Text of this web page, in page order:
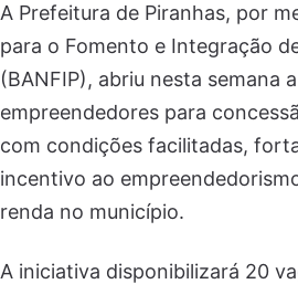
A Prefeitura de Piranhas, por
para o Fomento e Integração
(BANFIP), abriu nesta semana
empreendedores para
com condições facilitadas,
incentivo ao
renda no município.
A iniciativa disponibilizará 20